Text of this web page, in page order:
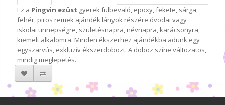
Ez a Pingvin ezüst gyerek fülbevaló, epoxy, fekete, sárga,
fehér, piros remek ajándék lányok részére óvodai vagy
iskolai ünnepségre, születésnapra, névnapra, karácsonyra,
kiemelt alkalomra. Minden ékszerhez ajándékba adunk egy
egyszarvús, exkluzív ékszerdobozt. A doboz színe változatos,
mindig meglepetés.